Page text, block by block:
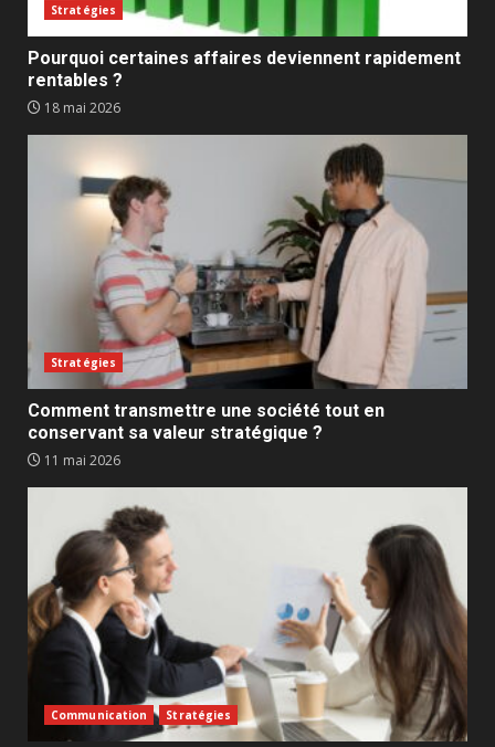
Stratégies
Pourquoi certaines affaires deviennent rapidement
rentables ?
18 mai 2026
Stratégies
Comment transmettre une société tout en
conservant sa valeur stratégique ?
11 mai 2026
Communication Stratégies